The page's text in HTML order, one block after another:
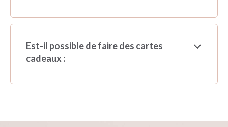
Est-il possible de faire des cartes
cadeaux :